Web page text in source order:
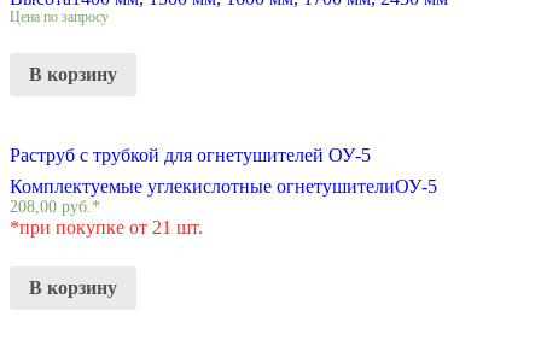
Цена по запросу
В корзину
Раструб с трубкой для огнетушителей ОУ-5
Комплектуемые углекислотные огнетушителиОУ-5
208,00 руб. *
*при покупке от 21 шт.
В корзину